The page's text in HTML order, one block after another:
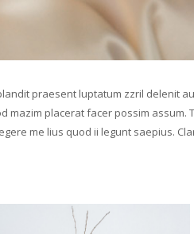
praesent luptatum zzril delenit
mazim placerat facer possim
me lius quod ii legunt saepius.